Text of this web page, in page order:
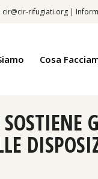
cir@cir-rifugiati.org |
Cosa